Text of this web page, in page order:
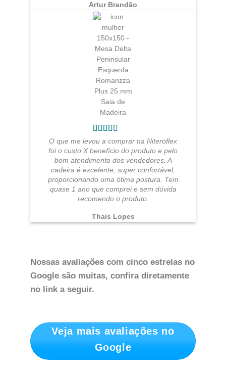
Artur Brandão
O que me levou a comprar na Niteroflex
foi o custo X benefício do produto e pelo
bom atendimento dos vendedores. A
cadeira é excelente, super confortável,
proporcionando uma ótima postura. Tem
quase 1 ano que comprei e sem dúvida
recomendo o produto.
Thais Lopes
Nossas avaliações com cinco estrelas no
Google são muitas, confira diretamente
no link a seguir.
Veja mais avaliações no
Google